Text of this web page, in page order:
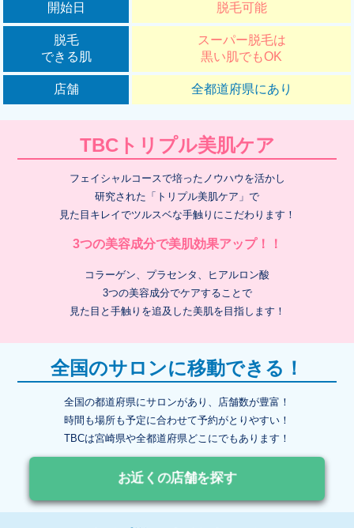
開始日 脱毛可能
脱毛
できる肌
スーパー脱毛は
黒い肌でもOK
店舗 全都道府県にあり
TBCトリプル美肌ケア
フェイシャルコースで培ったノウハウを活かし
研究された「トリプル美肌ケア」で
見た目キレイでツルスベな手触りにこだわります！
3つの美容成分で美肌効果アップ！！
コラーゲン、プラセンタ、ヒアルロン酸
3つの美容成分でケアすることで
見た目と手触りを追及した美肌を目指します！
全国のサロンに移動できる！
全国の都道府県にサロンがあり、店舗数が豊富！
時間も場所も予定に合わせて予約がとりやすい！
TBCは宮崎県や全都道府県どこにでもあります！
お近くの店舗を探す